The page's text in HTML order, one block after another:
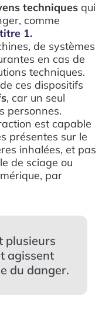
techniques qui
comme
1.
de systèmes
en cas de
techniques.
de ces dispositifs
, car un seul
personnes.
est capable
présentes sur le
inhalées, et pas
de sciage ou
par
plusieurs
agissent
du danger.